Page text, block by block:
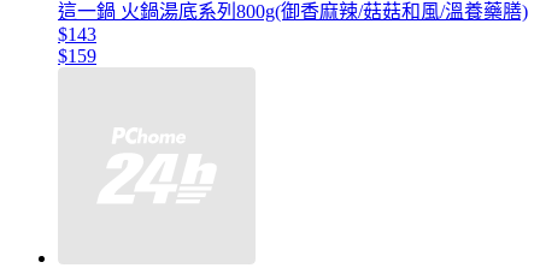
這一鍋 火鍋湯底系列800g(御香麻辣/菇菇和風/溫養藥膳)
$143
$159